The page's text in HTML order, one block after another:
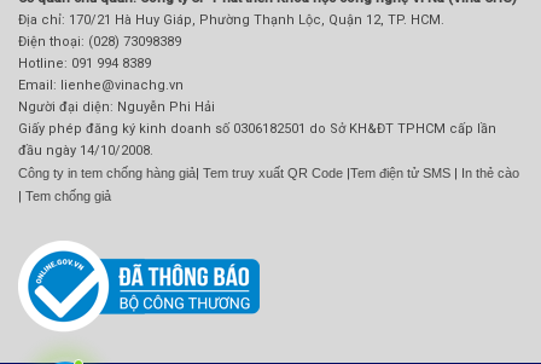
Địa chỉ: 170/21 Hà Huy Giáp, Phường Thạnh Lộc, Quận 12, TP. HCM.
Điện thoại: (028) 73098389
Hotline: 091 994 8389
Email: lienhe@vinachg.vn
Người đại diện: Nguyễn Phi Hải
Giấy phép đăng ký kinh doanh số 0306182501 do Sở KH&ĐT TPHCM cấp lần
đầu ngày 14/10/2008.
Công ty in tem chống hàng giả Tem truy xuất QR Code Tem điện tử SMS In thẻ cào
Tem chống giả